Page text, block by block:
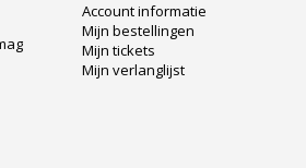
Account informatie
Mijn bestellingen
Mijn tickets
Mijn verlanglijst